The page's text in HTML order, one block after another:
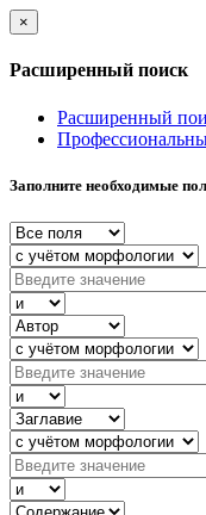
×
Расширенный поиск
Расширенный
Заполните необходимые